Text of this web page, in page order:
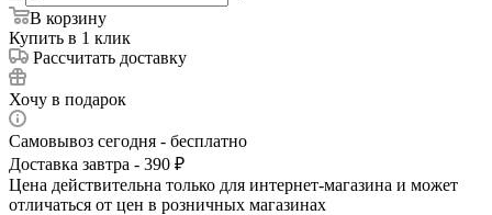
В корзину
Купить в 1 клик
Рассчитать доставку
Хочу в подарок
Самовывоз сегодня - бесплатно
Доставка завтра - 390 ₽
Цена действительна только для интернет-магазина и может
отличаться от цен в розничных магазинах